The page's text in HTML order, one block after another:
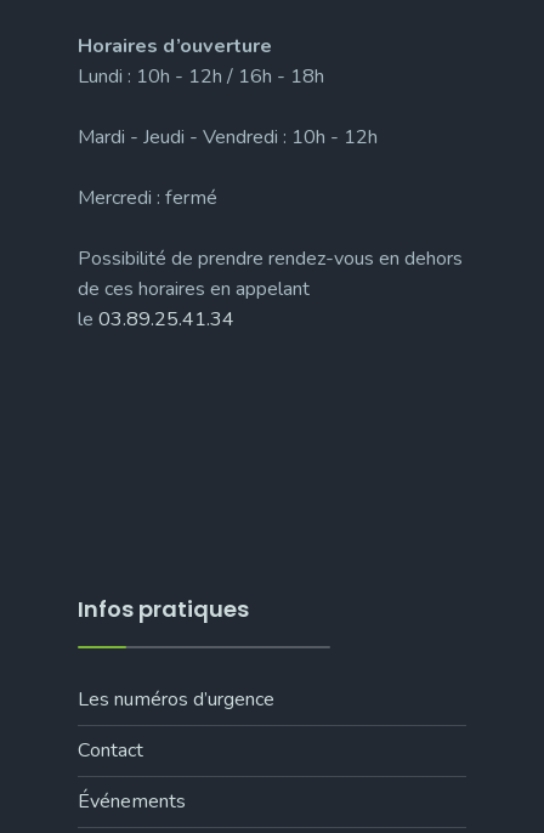
Horaires d’ouverture
Lundi : 10h - 12h / 16h - 18h
Mardi - Jeudi - Vendredi : 10h - 12h
Mercredi : fermé
Possibilité de prendre rendez-vous en dehors
de ces horaires en appelant
le 03.89.25.41.34
Infos pratiques
Les numéros d’urgence
Contact
Événements